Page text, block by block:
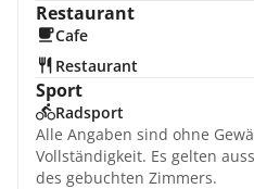
Restaurant
Cafe
Restaurant
Sport
Radsport
Alle Angaben sind ohne
Vollständigkeit. Es gelten
des gebuchten Zimmers.